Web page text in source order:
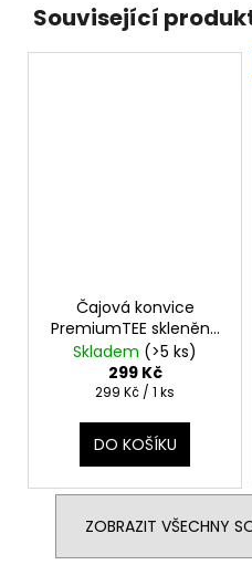
Související
Čajová konvice
PremiumTEE skleněná
280 ml
Skladem (>5 ks)
299 Kč
Měrná
299 Kč / 1 ks
DO KOŠÍKU
ZOBRAZIT VŠECHNY